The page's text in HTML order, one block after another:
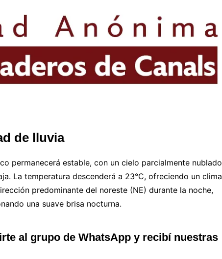
de lluvia
permanecerá estable, con un cielo parcialmente nublado
La temperatura descenderá a 23°C, ofreciendo un clima
predominante del noreste (NE) durante la noche,
una suave brisa nocturna.
al grupo de WhatsApp y recibí nuestras